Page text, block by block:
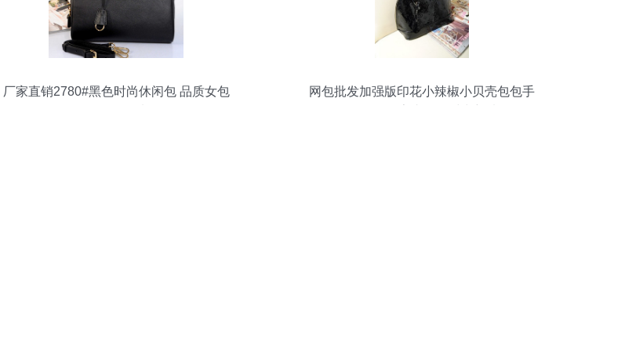
厂家直销2780#黑色时尚休闲包 品质女包
网包批发加强版印花小辣椒小贝壳包包手